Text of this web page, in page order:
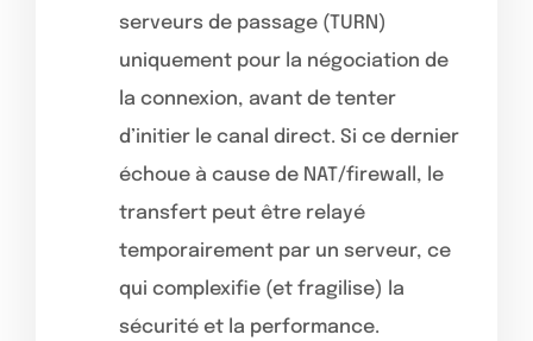
serveurs de passage (TURN)
uniquement pour la négociation de
la connexion, avant de tenter
d’initier le canal direct. Si ce dernier
échoue à cause de NAT/firewall, le
transfert peut être relayé
temporairement par un serveur, ce
qui complexifie (et fragilise) la
sécurité et la performance.